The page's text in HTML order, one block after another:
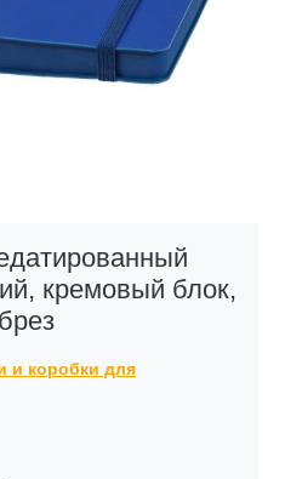
кремовый блок,
и коробки для